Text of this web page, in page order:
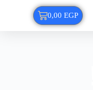
0,00EGP